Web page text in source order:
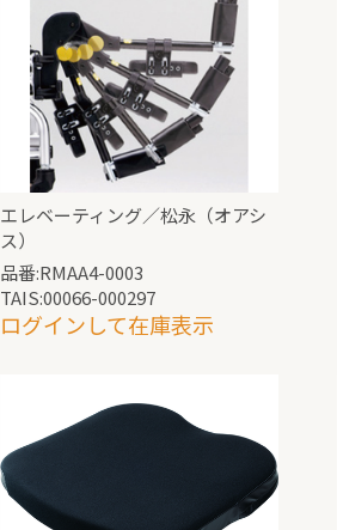
エレベーティング／松永（オアシ
ス）
品番:RMAA4-0003
TAIS:00066-000297
ログインして在庫表示